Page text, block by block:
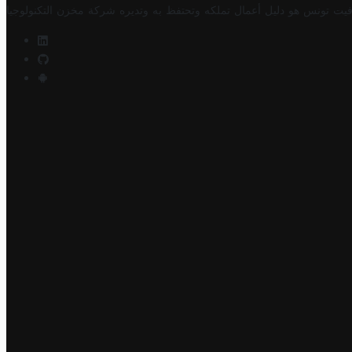
تونس هو دليل أعمال تملكه وتحتفظ به وتديره شركة مخزن التكنولوجيا